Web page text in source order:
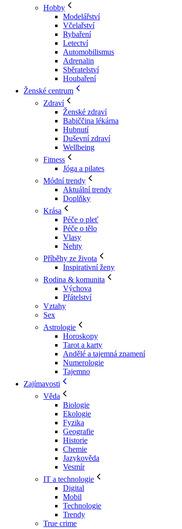
Hobby
Modelářství
Včelařství
Rybaření
Letectví
Automobilismus
Adrenalin
Sběratelství
Houbaření
Ženské centrum
Zdraví
Ženské zdraví
Babiččina lékárna
Hubnutí
Duševní zdraví
Wellbeing
Fitness
Jóga a pilates
Módní trendy
Aktuální trendy
Doplňky
Krása
Péče o pleť
Péče o tělo
Vlasy
Nehty
Příběhy ze života
Inspirativní ženy
Rodina & komunita
Výchova
Přátelství
Vztahy
Sex
Astrologie
Horoskopy
Tarot a karty
Andělé a tajemná znamení
Numerologie
Tajemno
Zajímavosti
Věda
Biologie
Ekologie
Fyzika
Geografie
Historie
Chemie
Jazykověda
Vesmír
IT a technologie
Digital
Mobil
Technologie
Trendy
True crime